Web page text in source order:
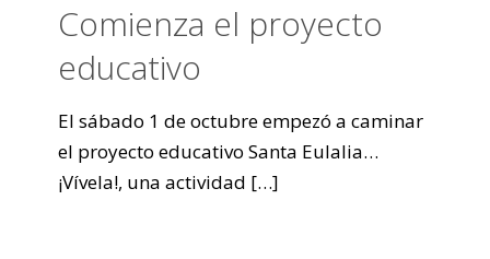
Comienza el proyecto
educativo
El sábado 1 de octubre empezó a caminar
el proyecto educativo Santa Eulalia…
¡Vívela!, una actividad […]